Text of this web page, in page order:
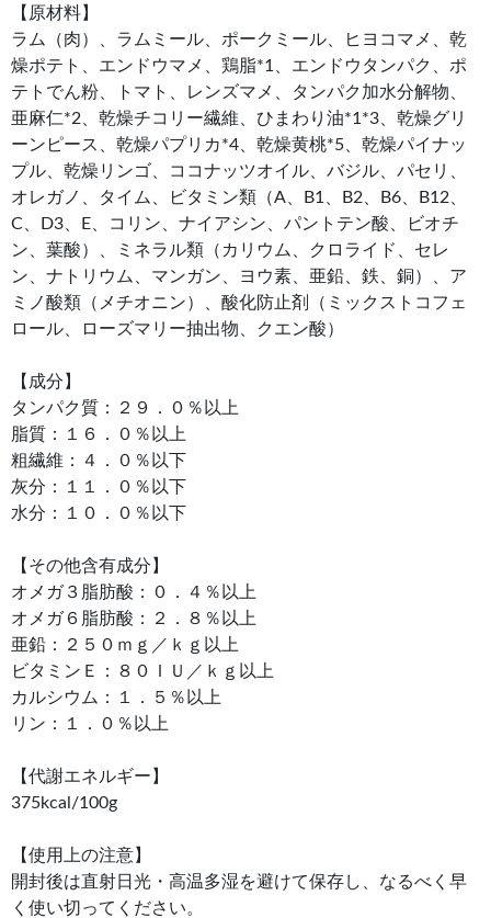
【原材料】
ラム（肉）、ラムミール、ポークミール、ヒヨコマメ、乾
燥ポテト、エンドウマメ、鶏脂*1、エンドウタンパク、ポ
テトでん粉、トマト、レンズマメ、タンパク加水分解物、
亜麻仁*2、乾燥チコリー繊維、ひまわり油*1*3、乾燥グリ
ーンピース、乾燥パプリカ*4、乾燥黄桃*5、乾燥パイナッ
プル、乾燥リンゴ、ココナッツオイル、バジル、パセリ、
オレガノ、タイム、ビタミン類（A、B1、B2、B6、B12、
C、D3、E、コリン、ナイアシン、パントテン酸、ビオチ
ン、葉酸）、ミネラル類（カリウム、クロライド、セレ
ン、ナトリウム、マンガン、ヨウ素、亜鉛、鉄、銅）、ア
ミノ酸類（メチオニン）、酸化防止剤（ミックストコフェ
ロール、ローズマリー抽出物、クエン酸）
【成分】
タンパク質：２９．０％以上
脂質：１６．０％以上
粗繊維：４．０％以下
灰分：１１．０％以下
水分：１０．０％以下
【その他含有成分】
オメガ３脂肪酸：０．４％以上
オメガ６脂肪酸：２．８％以上
亜鉛：２５０ｍｇ／ｋｇ以上
ビタミンＥ：８０ＩＵ／ｋｇ以上
カルシウム：１．５％以上
リン：１．０％以上
【代謝エネルギー】
375kcal/100g
【使用上の注意】
開封後は直射日光・高温多湿を避けて保存し、なるべく早
く使い切ってください。